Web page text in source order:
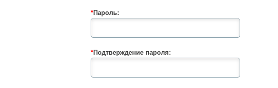
*Пароль:
*Подтверждение пароля: